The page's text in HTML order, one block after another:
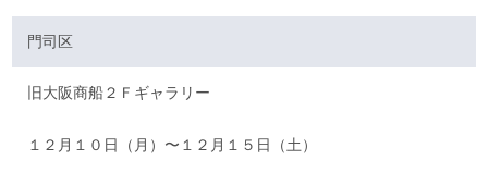
門司区
旧大阪商船２Ｆギャラリー
１２月１０日（月）〜１２月１５日（土）